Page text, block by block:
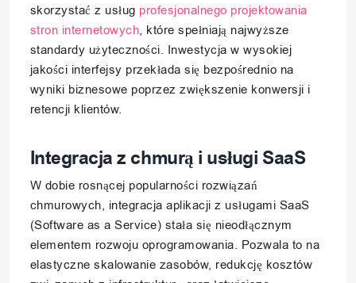
skorzystać z usług profesjonalnego projektowania
stron internetowych, które spełniają najwyższe
standardy użyteczności. Inwestycja w wysokiej
jakości interfejsy przekłada się bezpośrednio na
wyniki biznesowe poprzez zwiększenie konwersji i
retencji klientów.
Integracja z chmurą i usługi SaaS
W dobie rosnącej popularności rozwiązań
chmurowych, integracja aplikacji z usługami SaaS
(Software as a Service) stała się nieodłącznym
elementem rozwoju oprogramowania. Pozwala to na
elastyczne skalowanie zasobów, redukcję kosztów